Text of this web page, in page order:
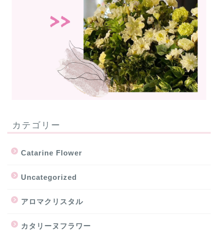
カテゴリー
Catarine Flower
Uncategorized
アロマクリスタル
カタリーヌフラワー